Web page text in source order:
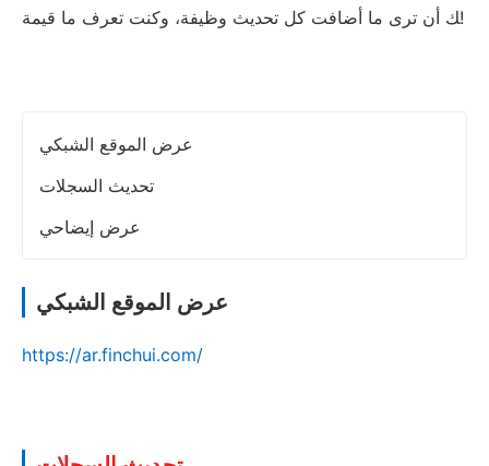
ك أن ترى ما أضافت كل تحديث وظيفة، وكنت تعرف ما قيمة!
عرض الموقع الشبكي
تحديث السجلات
عرض إيضاحي
عرض الموقع الشبكي
https://ar.finchui.com/